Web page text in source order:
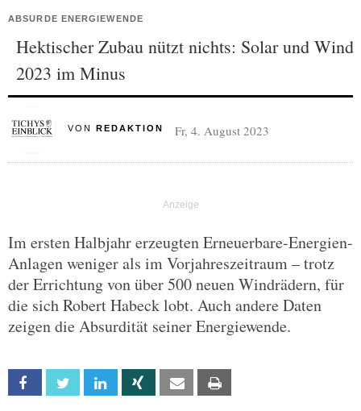
ABSURDE ENERGIEWENDE
Hektischer Zubau nützt nichts: Solar und Wind
2023 im Minus
VON REDAKTION Fr, 4. August 2023
Im ersten Halbjahr erzeugten Erneuerbare-Energien-
Anlagen weniger als im Vorjahreszeitraum – trotz
der Errichtung von über 500 neuen Windrädern, für
die sich Robert Habeck lobt. Auch andere Daten
zeigen die Absurdität seiner Energiewende.
Facebook Twitter Linkedin Xing Email